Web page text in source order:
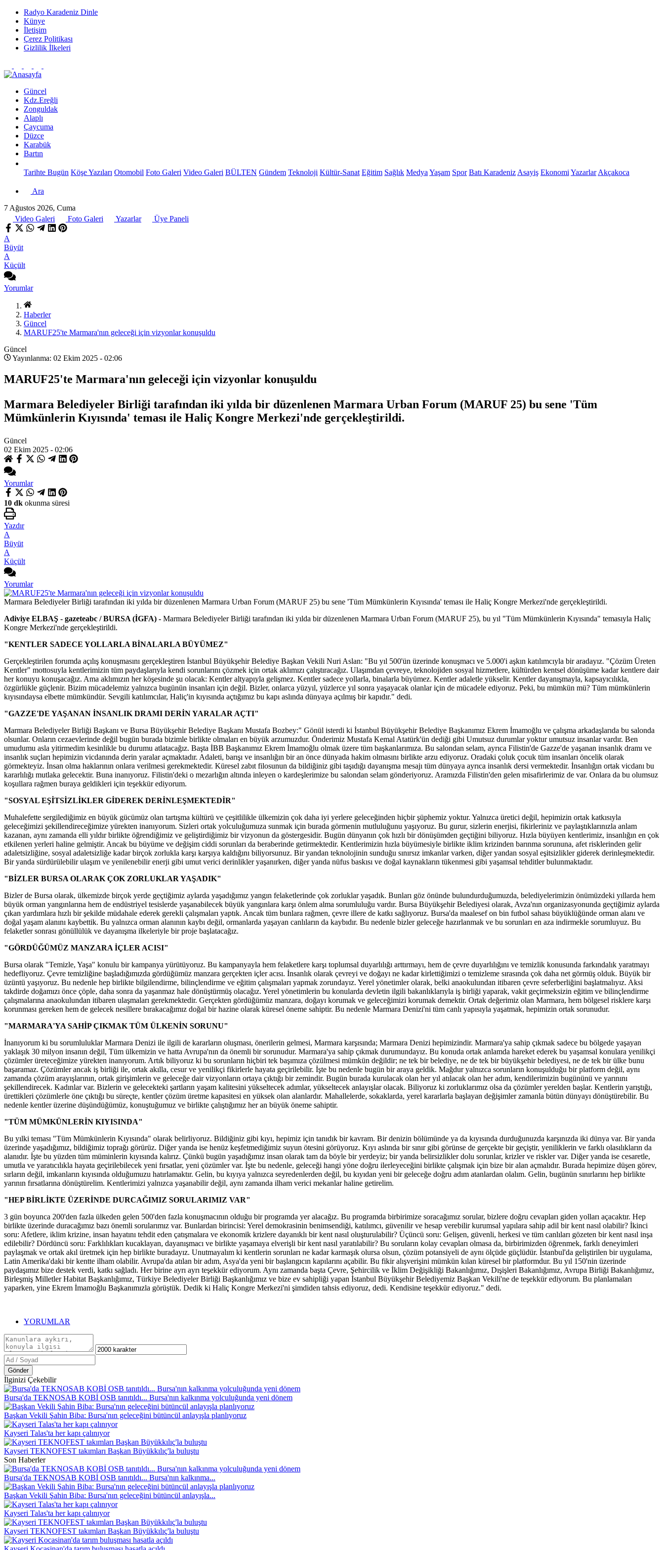
Radyo Karadeniz Dinle
Künye
İletişim
Çerez Politikası
Gizlilik İlkeleri
Güncel
Kdz.Ereğli
Zonguldak
Alaplı
Çaycuma
Düzce
Karabük
Bartın
Tarihte Bugün Köşe Yazıları Otomobil Foto Galeri Video Galeri BÜLTEN Gündem Teknoloji Kültür-Sanat Eğitim Sağlık Medya Yaşam Spor Batı Karadeniz Asayiş Ekonomi Yazarlar Akçakoca
Ara
7 Ağustos 2026, Cuma
Video Galeri
Foto Galeri Yazarlar Üye Paneli
A
Büyüt
A
Küçült
Yorumlar
Haberler
Güncel
MARUF25'te Marmara'nın geleceği için vizyonlar konuşuldu
Güncel
Yayınlanma: 02 Ekim 2025 - 02:06
MARUF25'te Marmara'nın geleceği için vizyonlar konuşuldu
Marmara Belediyeler Birliği tarafından iki yılda bir düzenlenen Marmara Urban Forum (MARUF 25) bu sene 'Tüm
Mümkünlerin Kıyısında' teması ile Haliç Kongre Merkezi'nde gerçekleştirildi.
Güncel
02 Ekim 2025 - 02:06
Yorumlar
10 dk okunma süresi
Yazdır
A
Büyüt
A
Küçült
Yorumlar
Marmara Belediyeler Birliği tarafından iki yılda bir düzenlenen Marmara Urban Forum (MARUF 25) bu sene 'Tüm Mümkünlerin Kıyısında' teması ile Haliç Kongre Merkezi'nde gerçekleştirildi.
Adiviye ELBAŞ - gazeteabc / BURSA (İGFA) - Marmara Belediyeler Birliği tarafından iki yılda bir düzenlenen Marmara Urban Forum (MARUF 25), bu yıl "Tüm Mümkünlerin Kıyısında" temasıyla Haliç
Kongre Merkezi'nde gerçekleştirildi.
"KENTLER SADECE YOLLARLA BİNALARLA BÜYÜMEZ"
Gerçekleştirilen forumda açılış konuşmasını gerçekleştiren İstanbul Büyükşehir Belediye Başkan Vekili Nuri Aslan: "Bu yıl 500'ün üzerinde konuşmacı ve 5.000'i aşkın katılımcıyla bir aradayız. "Çözüm Üreten
Kentler" mottosuyla kentlerimizin tüm paydaşlarıyla kendi sorunlarını çözmek için ortak aklımızı çalıştıracağız. Ulaşımdan çevreye, teknolojiden sosyal hizmetlere, kültürden kentsel dönüşüme kadar kentlere dair
her konuyu konuşacağız. Ama aklımızın her köşesinde şu olacak: Kentler altyapıyla gelişmez. Kentler sadece yollarla, binalarla büyümez. Kentler adaletle yükselir. Kentler dayanışmayla, kapsayıcılıkla,
özgürlükle güçlenir. Bizim mücadelemiz yalnızca bugünün insanları için değil. Bizler, onlarca yüzyıl, yüzlerce yıl sonra yaşayacak olanlar için de mücadele ediyoruz. Peki, bu mümkün mü? Tüm mümkünlerin
kıyısındaysa elbette mümkündür. Sevgili katılımcılar, Haliç'in kıyısında açtığımız bu kapı aslında dünyaya açılmış bir kapıdır." dedi.
"GAZZE'DE YAŞANAN İNSANLIK DRAMI DERİN YARALAR AÇTI"
Marmara Belediyeler Birliği Başkanı ve Bursa Büyükşehir Belediye Başkanı Mustafa Bozbey:" Gönül isterdi ki İstanbul Büyükşehir Belediye Başkanımız Ekrem İmamoğlu ve çalışma arkadaşlarıda bu salonda
olsunlar. Onların cezaevlerinde değil bugün burada bizimle birlikte olmaları en büyük arzumuzdur. Önderimiz Mustafa Kemal Atatürk'ün dediği gibi Umutsuz durumlar yoktur umutsuz insanlar vardır. Ben
umudumu asla yitirmedim kesinlikle bu durumu atlatacağız. Başta İBB Başkanımız Ekrem İmamoğlu olmak üzere tüm başkanlarımıza. Bu salondan selam, ayrıca Filistin'de Gazze'de yaşanan insanlık dramı ve
insanlık suçları hepimizin vicdanında derin yaralar açmaktadır. Adaleti, barışı ve insanlığın bir an önce dünyada hakim olmasını birlikte arzu ediyoruz. Oradaki çoluk çocuk tüm insanları öncelik olarak
görmekteyiz. İnsan olma haklarının onlara verilmesi gerekmektedir. Küresel zabıt filosunun da bildiğiniz gibi taşıdığı dayanışma mesajı tüm dünyaya ayrıca insanlık dersi vermektedir. İnsanlığın ortak vicdanı bu
kararlılığı mutlaka gelecektir. Buna inanıyoruz. Filistin'deki o mezarlığın altında inleyen o kardeşlerimize bu salondan selam gönderiyoruz. Aramızda Filistin'den gelen misafirlerimiz de var. Onlara da bu olumsuz
koşullara rağmen buraya geldikleri için teşekkür ediyorum.
"SOSYAL EŞİTSİZLİKLER GİDEREK DERİNLEŞMEKTEDİR"
Muhalefette sergilediğimiz en büyük gücümüz olan tartışma kültürü ve çeşitlilikle ülkemizin çok daha iyi yerlere geleceğinden hiçbir şüphemiz yoktur. Yalnızca üretici değil, hepimizin ortak katkısıyla
geleceğimizi şekillendireceğimize yürekten inanıyorum. Sizleri ortak yolculuğumuza sunmak için burada görmenin mutluluğunu yaşıyoruz. Bu gurur, sizlerin enerjisi, fikirleriniz ve paylaştıklarınızla anlam
kazanan, aynı zamanda elli yıldır birlikte öğrendiğimiz ve geliştirdiğimiz bir vizyonun da göstergesidir. Bugün dünyanın çok hızlı bir dönüşümden geçtiğini biliyoruz. Hızla büyüyen kentlerimiz, insanlığın en çok
etkilenen yerleri haline gelmiştir. Ancak bu büyüme ve değişim ciddi sorunları da beraberinde getirmektedir. Kentlerimizin hızla büyümesiyle birlikte iklim krizinden barınma sorununa, afet risklerinden gelir
adaletsizliğine, sosyal adaletsizliğe kadar birçok zorlukla karşı karşıya kaldığını biliyorsunuz. Bir yandan teknolojinin sunduğu sınırsız imkanlar varken, diğer yandan sosyal eşitsizlikler giderek derinleşmektedir.
Bir yanda sürdürülebilir ulaşım ve yenilenebilir enerji gibi umut verici derinlikler yaşanırken, diğer yanda nüfus baskısı ve doğal kaynakların tükenmesi gibi yaşamsal tehditler bulunmaktadır.
"BİZLER BURSA OLARAK ÇOK ZORLUKLAR YAŞADIK"
Bizler de Bursa olarak, ülkemizde birçok yerde geçtiğimiz aylarda yaşadığımız yangın felaketlerinde çok zorluklar yaşadık. Bunları göz önünde bulundurduğumuzda, belediyelerimizin önümüzdeki yıllarda hem
büyük orman yangınlarına hem de endüstriyel tesislerde yaşanabilecek büyük yangınlara karşı önlem alma sorumluluğu vardır. Bursa Büyükşehir Belediyesi olarak, Avza'nın organizasyonunda geçtiğimiz aylarda
çıkan yardımlara hızlı bir şekilde müdahale ederek gerekli çalışmaları yaptık. Ancak tüm bunlara rağmen, çevre illere de katkı sağlıyoruz. Bursa'da maalesef on bin futbol sahası büyüklüğünde orman alanı ve
doğal yaşam alanını kaybettik. Bu yalnızca orman alanının kaybı değil, ormanlarda yaşayan canlıların da kaybıdır. Bu nedenle bizler geleceğe hazırlanmak ve bu sorunları en aza indirmekle sorumluyuz. Bu
felaketler sonrası gönüllülük ve dayanışma ilkeleriyle bir proje başlatacağız.
"GÖRDÜĞÜMÜZ MANZARA İÇLER ACISI"
Bursa olarak "Temizle, Yaşa" konulu bir kampanya yürütüyoruz. Bu kampanyayla hem felaketlere karşı toplumsal duyarlılığı arttırmayı, hem de çevre duyarlılığını ve temizlik konusunda farkındalık yaratmayı
hedefliyoruz. Çevre temizliğine başladığımızda gördüğümüz manzara gerçekten içler acısı. İnsanlık olarak çevreyi ve doğayı ne kadar kirlettiğimizi o temizleme sırasında çok daha net görmüş olduk. Büyük bir
üzüntü yaşıyoruz. Bu nedenle hep birlikte bilgilendirme, bilinçlendirme ve eğitim çalışmaları yapmak zorundayız. Yerel yönetimler olarak, belki anaokulundan itibaren çevre seferberliğini başlatmalıyız. Aksi
takdirde doğamızı önce çöple, daha sonra da yaşanmaz hale dönüştürmüş olacağız. Yerel yönetimlerin bu konularda devletin ilgili bakanlıklarıyla iş birliği yaparak, vakit geçirmeksizin eğitim ve bilinçlendirme
çalışmalarına anaokulundan itibaren ulaşmaları gerekmektedir. Gerçekten gördüğümüz manzara, doğayı korumak ve geleceğimizi korumak demektir. Ortak değerimiz olan Marmara, hem bölgesel risklere karşı
korunması gereken hem de gelecek nesillere bırakacağımız doğal bir hazine olarak küresel öneme sahiptir. Bu nedenle Marmara Denizi'ni tüm canlı yapısıyla yaşatmak, hepimizin ortak sorunudur.
"MARMARA'YA SAHİP ÇIKMAK TÜM ÜLKENİN SORUNU"
İnanıyorum ki bu sorumluluklar Marmara Denizi ile ilgili de kararların oluşması, önerilerin gelmesi, Marmara karşısında; Marmara Denizi hepimizindir. Marmara'ya sahip çıkmak sadece bu bölgede yaşayan
yaklaşık 30 milyon insanın değil, Tüm ülkemizin ve hatta Avrupa'nın da önemli bir sorunudur. Marmara'ya sahip çıkmak durumundayız. Bu konuda ortak anlamda hareket ederek bu yaşamsal konulara yenilikçi
çözümler üreteceğimize yürekten inanıyorum. Artık biliyoruz ki bu sorunların hiçbiri tek başımıza çözülmesi mümkün değildir; ne tek bir belediye, ne de tek bir büyükşehir belediyesi, ne de tek bir ülke bunu
başaramaz. Çözümler ancak iş birliği ile, ortak akılla, cesur ve yenilikçi fikirlerle hayata geçirilebilir. İşte bu nedenle bugün bir araya geldik. Mağdur yalnızca sorunların konuşulduğu bir platform değil, aynı
zamanda çözüm arayışlarının, ortak girişimlerin ve geleceğe dair vizyonların ortaya çıktığı bir zemindir. Bugün burada kurulacak olan her yıl atılacak olan her adım, kendilerimizin bugününü ve yarınını
şekillendirecek. Kadınlar var. Bizlerin ve gelecekteki şartların yaşam kalitesini yükseltecek adımlar, yükseltecek anlayışlar olacak. Biliyoruz ki zorluklarımız olsa da çözümler yerelden başlar. Kentlerin yarıştığı,
ürettikleri çözümlerle öne çıktığı bu süreçte, kentler çözüm üretme kapasitesi en yüksek olan alanlardır. Mahallelerde, sokaklarda, yerel kararlarla başlayan değişimler zamanla bütün dünyayı dönüştürebilir. Bu
nedenle kentler üzerine düşündüğümüz, konuştuğumuz ve birlikte çalıştığımız her an büyük öneme sahiptir.
"TÜM MÜMKÜNLERİN KIYISINDA"
Bu yılki teması "Tüm Mümkünlerin Kıyısında" olarak belirliyoruz. Bildiğiniz gibi kıyı, hepimiz için tanıdık bir kavram. Bir denizin bölümünde ya da kıyısında durduğunuzda karşınızda iki dünya var. Bir yanda
üzerinde yaşadığımız, bildiğimiz toprağı görürüz. Diğer yanda ise henüz keşfetmediğimiz suyun ötesini görüyoruz. Kıyı aslında bir sınır gibi görünse de gerçekte bir geçiştir, yeniliklerin ve farklı olasılıkların da
alanıdır. İşte bu yüzden tüm müminlerin kıyısında kalırız. Çünkü bugün yaşadığımız insan olarak tam da böyle bir yerdeyiz; bir yanda belirsizlikler dolu sorunlar, krizler ve riskler var. Diğer yanda ise cesaretle,
umutla ve yaratıcılıkla hayata geçirilebilecek yeni fırsatlar, yeni çözümler var. İşte bu nedenle, geleceği hangi yöne doğru ilerleyeceğini birlikte çalışmak için bize bir alan açmalıdır. Burada hepimize düşen görev,
sırların değil, imkanların kıyısında olduğumuzu hatırlamaktır. Gelin, bu kıyıya yalnızca seyredenlerden değil, bu kıyıdan yeni bir geleceğe doğru adım atanlardan olalım. Gelin, bugünün sınırlarını hep birlikte
yarının fırsatlarına dönüştürelim. Kentlerimizi yalnızca yaşanabilir değil, aynı zamanda ilham verici mekanlar haline getirelim.
"HEP BİRLİKTE ÜZERİNDE DURCAĞIMIZ SORULARIMIZ VAR"
3 gün boyunca 200'den fazla ülkeden gelen 500'den fazla konuşmacının olduğu bir programda yer alacağız. Bu programda birbirimize soracağımız sorular, bizlere doğru cevapları giden yolları açacaktır. Hep
birlikte üzerinde duracağımız bazı önemli sorularımız var. Bunlardan birincisi: Yerel demokrasinin benimsendiği, katılımcı, güvenilir ve hesap verebilir kurumsal yapılara sahip adil bir kent nasıl olabilir? İkinci
soru: Afetlere, iklim krizine, insan hayatını tehdit eden çatışmalara ve ekonomik krizlere dayanıklı bir kent nasıl oluşturulabilir? Üçüncü soru: Gelişen, güvenli, herkesi ve tüm canlıları gözeten bir kent nasıl inşa
edilebilir? Dördüncü soru: Farklılıkları kucaklayan, dayanışmacı ve birlikte yaşamaya elverişli bir kent nasıl yaratılabilir? Bu soruların kolay cevapları olmasa da, birbirimizden öğrenmek, farklı deneyimleri
paylaşmak ve ortak akıl üretmek için hep birlikte buradayız. Unutmayalım ki kentlerin sorunları ne kadar karmaşık olursa olsun, çözüm potansiyeli de aynı ölçüde güçlüdür. İstanbul'da geliştirilen bir uygulama,
Latin Amerika'daki bir kentte ilham olabilir. Avrupa'da atılan bir adım, Asya'da yeni bir başlangıcın kapılarını açabilir. Bu fikir alışverişini mümkün kılan küresel bir platformdur. Bu yıl 150'nin üzerinde
paydaşımız bize destek verdi, katkı sağladı. Her birine ayrı ayrı teşekkür ediyorum. Aynı zamanda başta Çevre, Şehircilik ve İklim Değişikliği Bakanlığımız, Dışişleri Bakanlığımız, Avrupa Birliği Bakanlığımız,
Birleşmiş Milletler Habitat Başkanlığımız, Türkiye Belediyeler Birliği Başkanlığımız ve bize ev sahipliği yapan İstanbul Büyükşehir Belediyemiz Başkan Vekili'ne de teşekkür ediyorum. Bu planlamaları
yaparken, yine Ekrem İmamoğlu Başkanımızla görüştük. Dedik ki Haliç Kongre Merkezi'ni şimdiden tahsis ediyoruz, dedi. Kendisine teşekkür ediyoruz." dedi.
YORUMLAR
Gönder
İlginizi Çekebilir
Bursa'da TEKNOSAB KOBİ OSB tanıtıldı... Bursa'nın kalkınma yolculuğunda yeni dönem
Başkan Vekili Şahin Biba: Bursa'nın geleceğini bütüncül anlayışla planlıyoruz
Kayseri Talas'ta her kapı çalınıyor
Kayseri TEKNOFEST takımları Başkan Büyükkılıç'la buluştu
Son Haberler
Bursa'da TEKNOSAB KOBİ OSB tanıtıldı... Bursa'nın kalkınma...
Başkan Vekili Şahin Biba: Bursa'nın geleceğini bütüncül anlayışla...
Kayseri Talas'ta her kapı çalınıyor
Kayseri TEKNOFEST takımları Başkan Büyükkılıç'la buluştu